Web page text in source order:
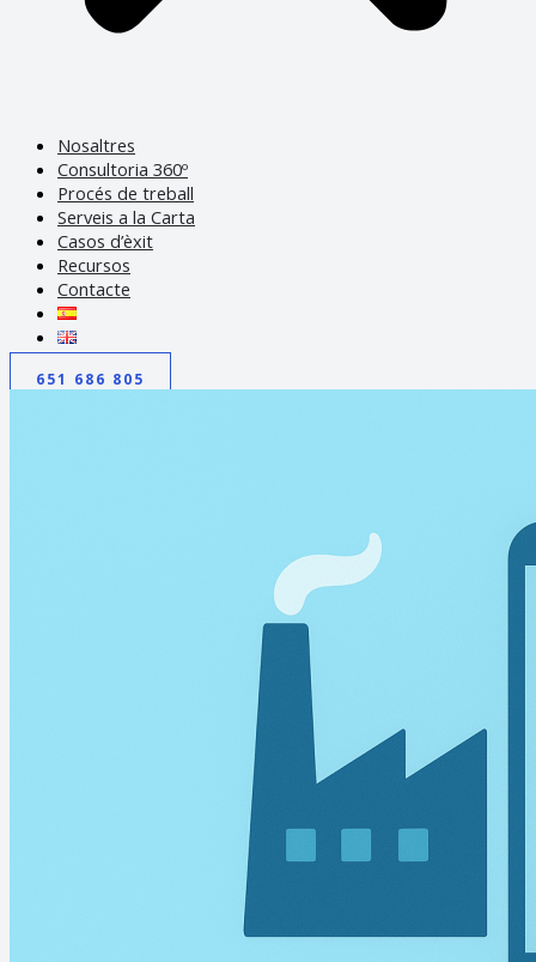
Nosaltres
Consultoria 360º
Procés de treball
Serveis a la Carta
Casos d’èxit
Recursos
Contacte
651 686 805